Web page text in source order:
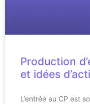
Production
et idées
L’entrée au CP est